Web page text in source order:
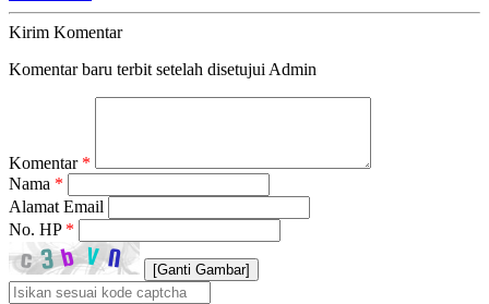
Kirim Komentar
Komentar baru terbit setelah disetujui Admin
Komentar *
Nama *
Alamat Email
No. HP *
[Ganti Gambar]